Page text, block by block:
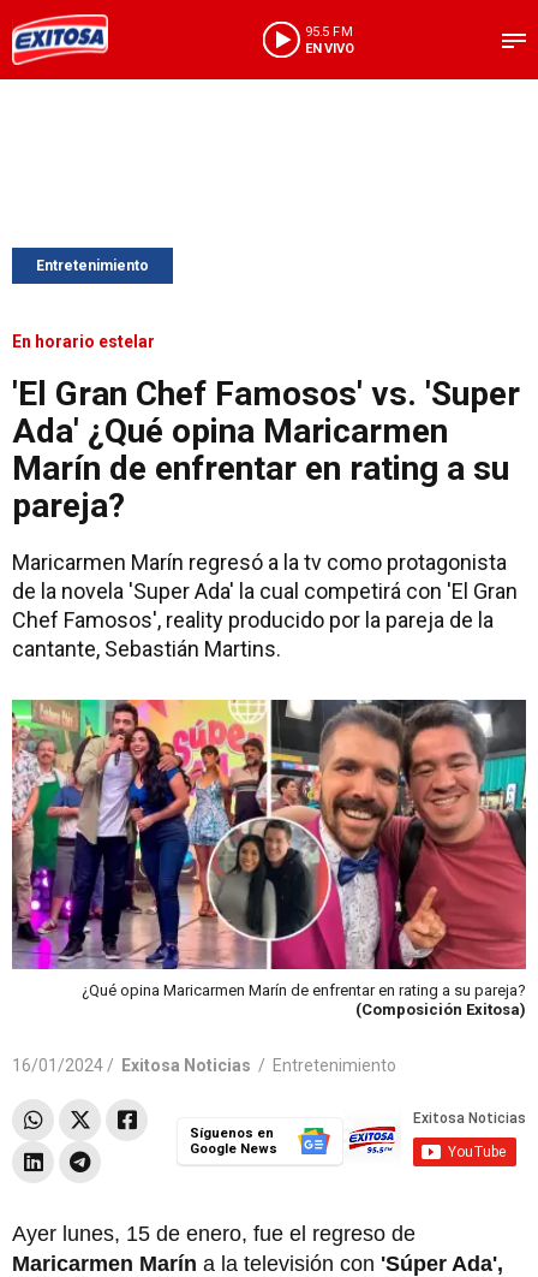
95.5 FM
EN VIVO
Entretenimiento
En horario estelar
'El Gran Chef Famosos' vs. 'Super
Ada' ¿Qué opina Maricarmen
Marín de enfrentar en rating a su
pareja?
Maricarmen Marín regresó a la tv como protagonista
de la novela 'Super Ada' la cual competirá con 'El Gran
Chef Famosos', reality producido por la pareja de la
cantante, Sebastián Martins.
¿Qué opina Maricarmen Marín de enfrentar en rating a su pareja?
(Composición Exitosa)
16/01/2024 / Exitosa Noticias / Entretenimiento
Síguenos en
Google News
Ayer lunes, 15 de enero, fue el regreso de
Maricarmen Marín a la televisión con 'Súper Ada',